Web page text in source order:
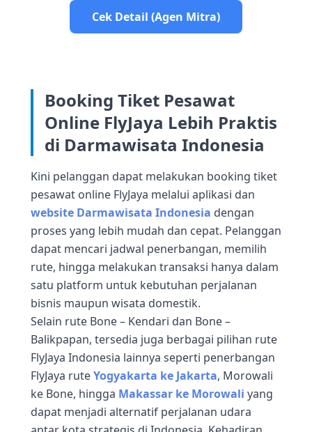
Cek Detail (Agen Mitra)
Booking Tiket Pesawat
Online FlyJaya Lebih Praktis
di Darmawisata Indonesia
Kini pelanggan dapat melakukan booking tiket
pesawat online FlyJaya melalui aplikasi dan
website Darmawisata Indonesia dengan
proses yang lebih mudah dan cepat. Pelanggan
dapat mencari jadwal penerbangan, memilih
rute, hingga melakukan transaksi hanya dalam
satu platform untuk kebutuhan perjalanan
bisnis maupun wisata domestik.
Selain rute Bone – Kendari dan Bone –
Balikpapan, tersedia juga berbagai pilihan rute
FlyJaya Indonesia lainnya seperti penerbangan
FlyJaya ruteYogyakarta ke Jakarta, Morowali
ke Bone, hingga Makassar ke Morowali yang
dapat menjadi alternatif perjalanan udara